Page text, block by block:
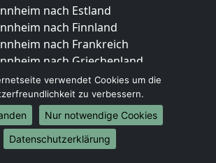
nach Estland
nach Finnland
nach Frankreich
nach Griechenland
nach Italien
nach Liechtenstein
nach Luxemburg
nach Niederlande
nach Norwegen
verwendet Cookies um die
zu verbessern.
Nur notwendige Cookies
Datenschutzerklärung